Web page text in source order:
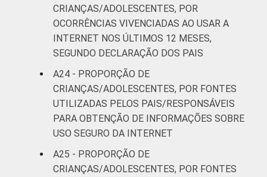
CRIANÇAS/ADOLESCENTES, POR
OCORRÊNCIAS VIVENCIADAS AO USAR A
INTERNET NOS ÚLTIMOS 12 MESES,
SEGUNDO DECLARAÇÃO DOS PAIS
A24 - PROPORÇÃO DE
CRIANÇAS/ADOLESCENTES, POR FONTES
UTILIZADAS PELOS PAIS/RESPONSÁVEIS
PARA OBTENÇÃO DE INFORMAÇÕES SOBRE
USO SEGURO DA INTERNET
A25 - PROPORÇÃO DE
CRIANÇAS/ADOLESCENTES, POR FONTES